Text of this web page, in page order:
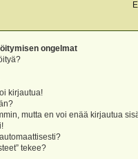
ongelmat
kirjautua!
mutta en voi enää kirjautua
tekee?